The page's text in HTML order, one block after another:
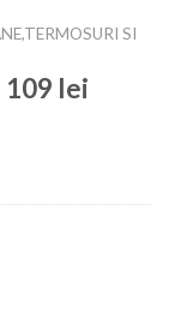
SI
109 lei